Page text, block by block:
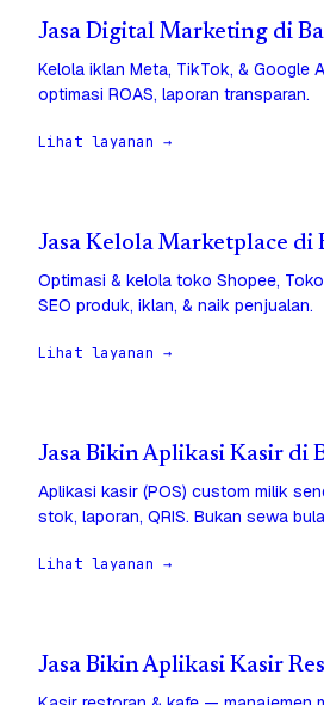
Jasa Digital Marketing di
Kelola iklan Meta, TikTok, & Google
optimasi ROAS, laporan transparan.
Lihat layanan →
Jasa Kelola Marketplace di
Optimasi & kelola toko Shopee,
SEO produk, iklan, & naik penjualan.
Lihat layanan →
Jasa Bikin Aplikasi Kasir di
Aplikasi kasir (POS) custom milik
stok, laporan, QRIS. Bukan sewa
Lihat layanan →
Jasa Bikin Aplikasi Kasir